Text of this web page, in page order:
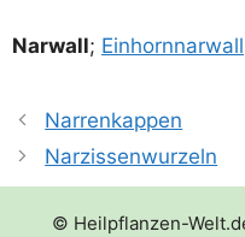
Nar­wall; Ein­horn­nar­wall
Narrenkappen
Narzissenwurzeln
© Heilpflanzen-